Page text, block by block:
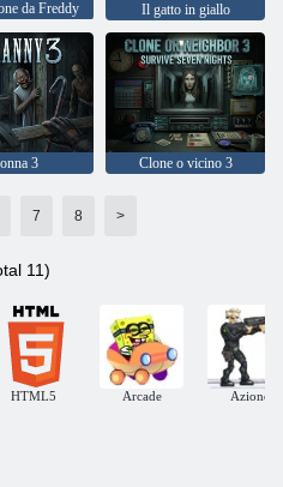
da Freddy Il gatto in giallo
3 Clone o vicino 3
7 8 >
11)
HTML5 Arcade Azione